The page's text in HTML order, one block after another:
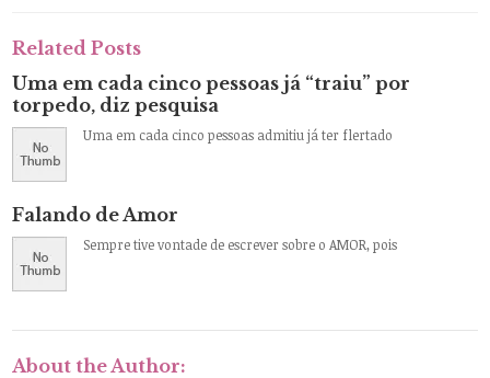
Related Posts
Uma em cada cinco pessoas já “traiu” por
torpedo, diz pesquisa
Uma em cada cinco pessoas admitiu já ter flertado
Falando de Amor
Sempre tive vontade de escrever sobre o AMOR, pois
About the Author: